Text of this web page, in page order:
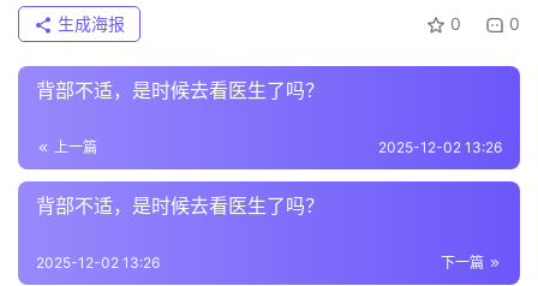
0 0
生成海报
背部不适，是时候去看医生了吗？
上一篇 2025-12-02 13:26
背部不适，是时候去看医生了吗？
下一篇
2025-12-02 13:26